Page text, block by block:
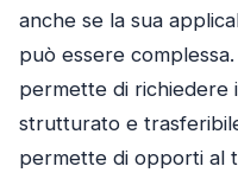
anche se la sua
può essere
permette di richiedere
strutturato e
permette di opporti al